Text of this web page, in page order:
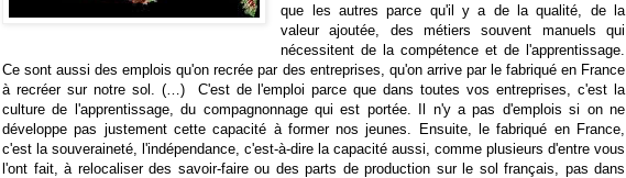
que les autres parce qu'il y a de la qualité, de la
valeur ajoutée, des métiers souvent manuels qui
nécessitent de la compétence et de l'apprentissage.
Ce sont aussi des emplois qu'on recrée par des entreprises, qu'on arrive par le fabriqué en France
à recréer sur notre sol. (…)
C'est de l'emploi parce que dans toutes vos entreprises, c'est la
culture de l'apprentissage, du compagnonnage qui est portée. Il n'y a pas d'emplois si on ne
développe pas justement cette capacité à former nos jeunes. Ensuite, le fabriqué en France,
c'est la souveraineté, l'indépendance, c'est-à-dire la capacité aussi, comme plusieurs d'entre vous
l'ont fait, à relocaliser des savoir-faire ou des parts de production sur le sol français, pas dans